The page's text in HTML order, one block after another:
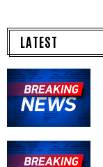
LATEST